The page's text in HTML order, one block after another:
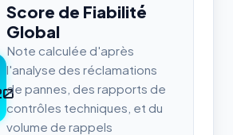
Score de Fiabilité
Global
Note calculée d'après
l'analyse des réclamations
de pannes, des rapports de
contrôles techniques, et du
volume de rappels